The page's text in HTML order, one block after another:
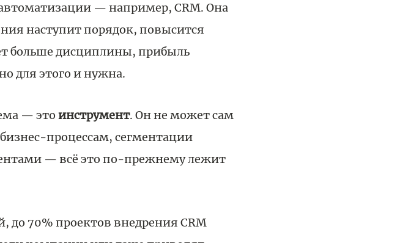
— например, CRM. Она
наступит порядок, повысится
больше дисциплины, прибыль
для этого и нужна.
— это инструмент. Он не может сам
процессам, сегментации
— всё это по-прежнему лежит
70% проектов внедрения CRM